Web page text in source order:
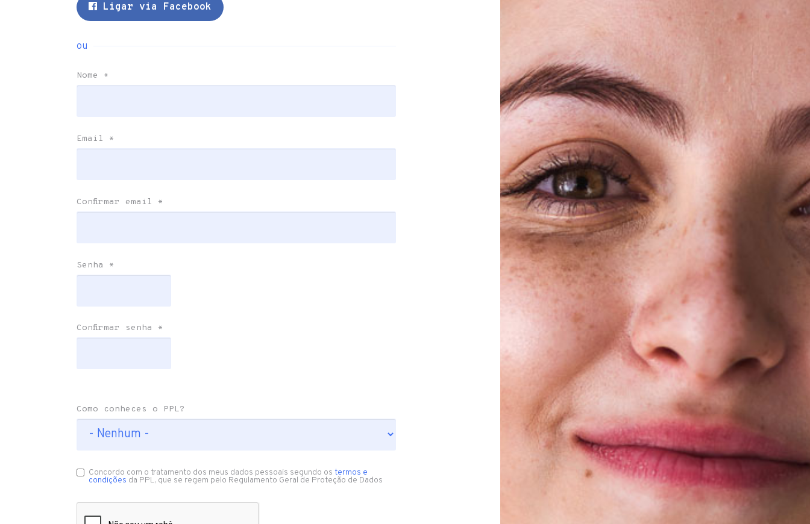
Ligar via Facebook
ou
Nome *
Email *
Confirmar email *
Senha *
Confirmar senha *
Como conheces o PPL?
Concordo com o tratamento dos meus dados pessoais segundo os termos e
condições da PPL, que se regem pelo Regulamento Geral de Proteção de Dados